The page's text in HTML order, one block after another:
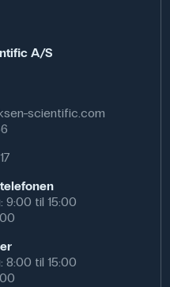
A/S
scientific.com
9:00 til 15:00
8:00 til 15:00